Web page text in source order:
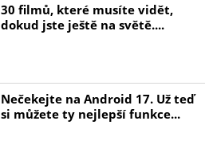
30 filmů, které musíte vidět,
dokud jste ještě na světě....
Nečekejte na Android 17. Už teď
si můžete ty nejlepší funkce...